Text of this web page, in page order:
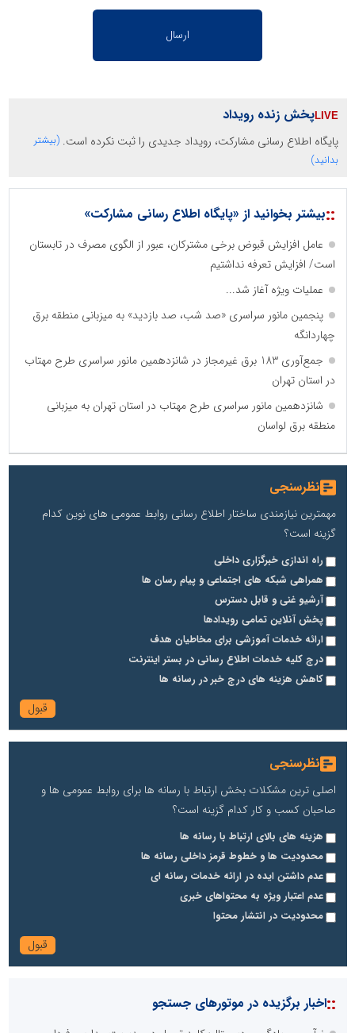
پخش زنده رویداد
پایگاه اطلاع رسانی مشارکت، رویداد جدیدی را ثبت نکرده است. (بیشتر
بدانید)
::بیشتر بخوانید از «پایگاه اطلاع رسانی مشارکت»
عامل افزایش قبوض برخی مشترکان، عبور از الگوی مصرف در تابستان
است/ افزایش تعرفه نداشتیم
عملیات ویژه آغاز شد...
پنجمین مانور سراسری «صد شب، صد بازدید» به میزبانی منطقه برق
چهاردانگه
جمع‌آوری 183 برق غیرمجاز در شانزدهمین مانور سراسری طرح مهتاب
در استان تهران
شانزدهمین مانور سراسری طرح مهتاب در استان تهران به میزبانی
منطقه برق لواسان
نظرسنجی
مهمترین نیازمندی ساختار اطلاع رسانی روابط عمومی های نوین کدام
گزینه است؟
راه اندازی خبرگزاری داخلی
همراهی شبکه های اجتماعی و پیام رسان ها
آرشیو غنی و قابل دسترس
پخش آنلاین تمامی رویدادها
ارائه خدمات آموزشی برای مخاطیان هدف
درج کلیه خدمات اطلاع رسانی در بستر اینترنت
کاهش هزینه های درج خبر در رسانه ها
نظرسنجی
اصلی ترین مشکلات بخش ارتباط با رسانه ها برای روابط عمومی ها و
صاحبان کسب و کار کدام گزینه است؟
هزینه های بالای ارتباط با رسانه ها
محدودیت ها و خطوط قرمز داخلی رسانه ها
عدم داشتن ایده در ارائه خدمات رسانه ای
عدم اعتبار ویژه به محتواهای خبری
محدودیت در انتشار محتوا
::اخبار برگزیده در موتورهای جستجو